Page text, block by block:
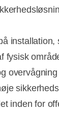
installation,
fysisk
inden for